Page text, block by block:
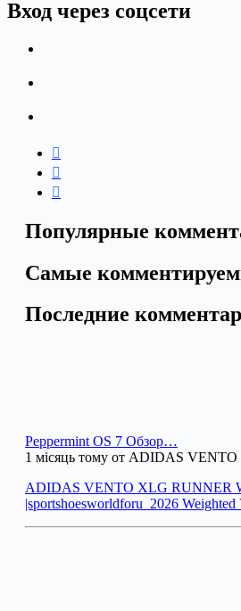
Вход через соцсети
Популярные
Самые
Последние
Peppermint OS 7 Обзор…
1 місяць тому от ADIDAS
ADIDAS VENTO XLG RUNNER
|sportshoesworldforu_2026